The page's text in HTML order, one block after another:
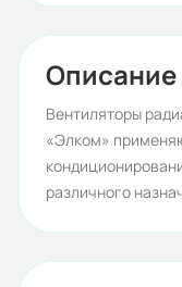
63В4
Бренд:
ESQ
Описание
Вентиляторы
«Элком»
различного